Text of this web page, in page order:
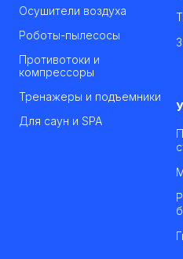
Осушители воздуха
Роботы-пылесосы
Противотоки и
компрессоры
Тренажеры и подъемники
Для саун и SPA